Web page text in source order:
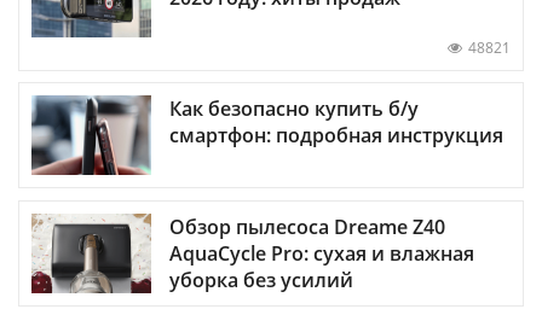
48821
Как безопасно купить б/у
смартфон: подробная инструкция
Обзор пылесоса Dreame Z40
AquaCycle Pro: сухая и влажная
уборка без усилий